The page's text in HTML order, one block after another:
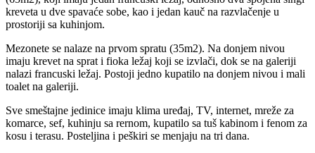
kreveta u dve spavaće sobe, kao i jedan kauč na razvlačenje u
prostoriji sa kuhinjom.
Mezonete se nalaze na prvom spratu (35m2). Na donjem nivou
imaju krevet na sprat i fioka ležaj koji se izvlači, dok se na galeriji
nalazi francuski ležaj. Postoji jedno kupatilo na donjem nivou i mali
toalet na galeriji.
Sve smeštajne jedinice imaju klima uređaj, TV, internet, mreže za
komarce, sef, kuhinju sa rernom, kupatilo sa tuš kabinom i fenom za
kosu i terasu. Posteljina i peškiri se menjaju na tri dana.